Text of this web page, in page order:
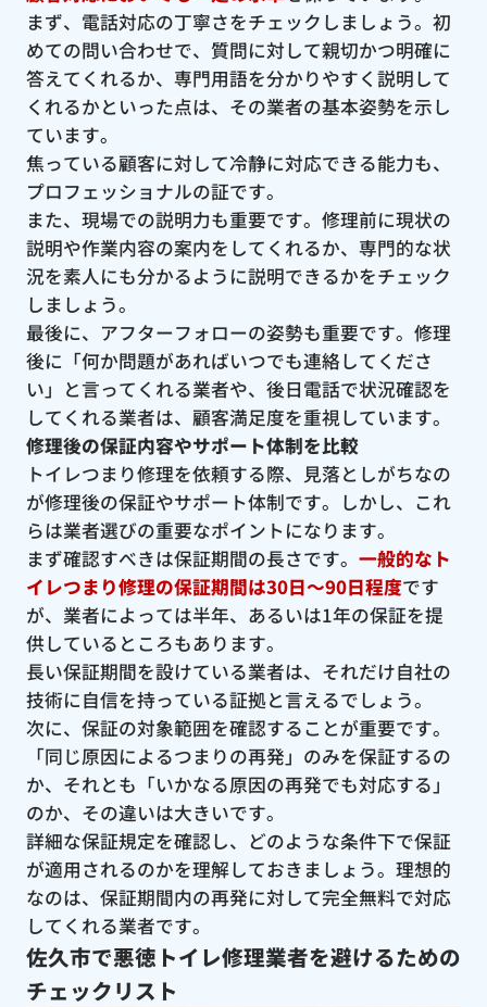
まず、電話対応の丁寧さをチェックしましょう。初
めての問い合わせで、質問に対して親切かつ明確に
答えてくれるか、専門用語を分かりやすく説明して
くれるかといった点は、その業者の基本姿勢を示し
ています。
焦っている顧客に対して冷静に対応できる能力も、
プロフェッショナルの証です。
また、現場での説明力も重要です。修理前に現状の
説明や作業内容の案内をしてくれるか、専門的な状
況を素人にも分かるように説明できるかをチェック
しましょう。
最後に、アフターフォローの姿勢も重要です。修理
後に「何か問題があればいつでも連絡してくださ
い」と言ってくれる業者や、後日電話で状況確認を
してくれる業者は、顧客満足度を重視しています。
修理後の保証内容やサポート体制を比較
トイレつまり修理を依頼する際、見落としがちなの
が修理後の保証やサポート体制です。しかし、これ
らは業者選びの重要なポイントになります。
まず確認すべきは保証期間の長さです。 一般的なト
イレつまり修理の保証期間は30日〜90日程度です
が、業者によっては半年、あるいは1年の保証を提
供しているところもあります。
長い保証期間を設けている業者は、それだけ自社の
技術に自信を持っている証拠と言えるでしょう。
次に、保証の対象範囲を確認することが重要です。
「同じ原因によるつまりの再発」のみを保証するの
か、それとも「いかなる原因の再発でも対応する」
のか、その違いは大きいです。
詳細な保証規定を確認し、どのような条件下で保証
が適用されるのかを理解しておきましょう。理想的
なのは、保証期間内の再発に対して完全無料で対応
してくれる業者です。
佐久市で悪徳トイレ修理業者を避けるための
チェックリスト